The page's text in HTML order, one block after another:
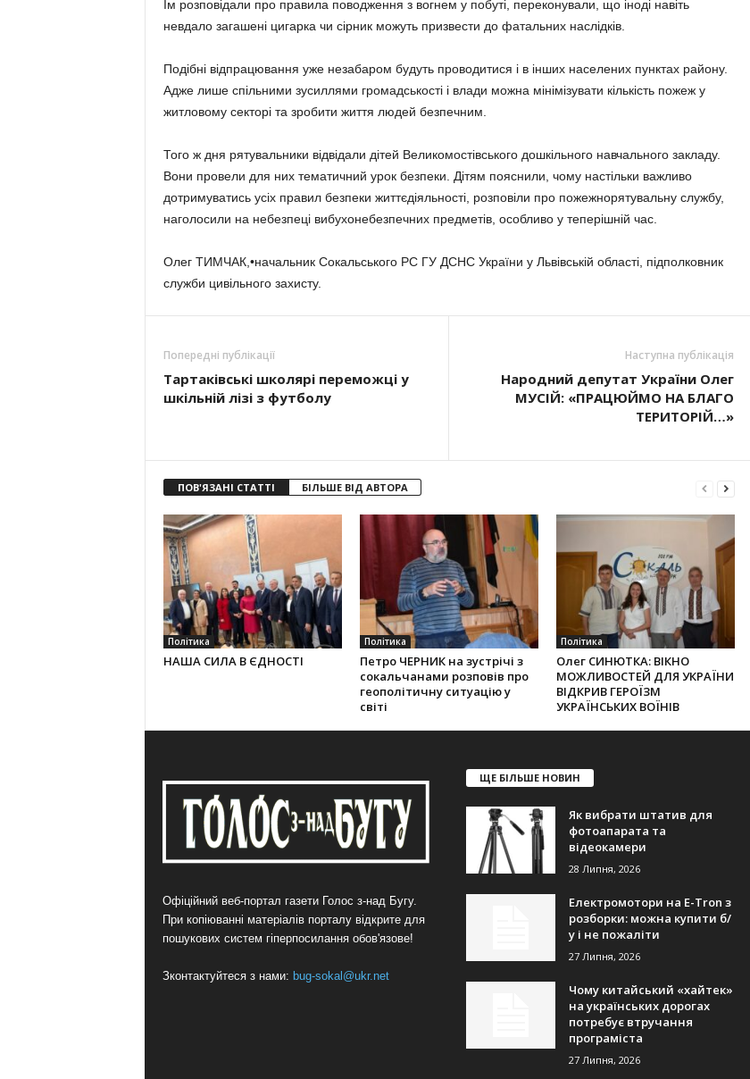
Їм розповідали про правила поводження з вогнем у побуті, переконували, що іноді навіть
невдало загашені цигарка чи сірник можуть призвести до фатальних наслідків.
Подібні відпрацювання уже незабаром будуть проводитися і в інших населених пунктах району.
Адже лише спільними зусиллями громадськості і влади можна мінімізувати кількість пожеж у
житловому секторі та зробити життя людей безпечним.
Того ж дня рятувальники відвідали дітей Великомостівського дошкільного навчального закладу.
Вони провели для них тематичний урок безпеки. Дітям пояснили, чому настільки важливо
дотримуватись усіх правил безпеки життєдіяльності, розповіли про пожежнорятувальну службу,
наголосили на небезпеці вибухонебезпечних предметів, особливо у теперішній час.
Олег ТИМЧАК,•начальник Сокальського РС ГУ ДСНС України у Львівській області, підполковник
служби цивільного захисту.
Попередні публікації
Тартаківські школярі переможці у
шкільній лізі з футболу
Наступна публікація
Народний депутат України Олег
МУСІЙ: «ПРАЦЮЙМО НА БЛАГО
ТЕРИТОРІЙ…»
ПОВ'ЯЗАНІ СТАТТІ БІЛЬШЕ ВІД АВТОРА
Політика
НАША СИЛА В ЄДНОСТІ
Політика
Петро ЧЕРНИК на зустрічі з
сокальчанами розповів про
геополітичну ситуацію у
світі
Політика
Олег СИНЮТКА: ВІКНО
МОЖЛИВОСТЕЙ ДЛЯ УКРАЇНИ
ВІДКРИВ ГЕРОЇЗМ
УКРАЇНСЬКИХ ВОЇНІВ
Офіційний веб-портал газети Голос з-над Бугу.
При копіюванні матеріалів порталу відкрите для
пошукових систем гіперпосилання обов'язове!
Зконтактуйтеся з нами: bug-sokal@ukr.net
ЩЕ БІЛЬШЕ НОВИН
Як вибрати штатив для
фотоапарата та
відеокамери
28 Липня, 2026
Електромотори на E-Tron з
розборки: можна купити б/
у і не пожаліти
27 Липня, 2026
Чому китайський «хайтек»
на українських дорогах
потребує втручання
програміста
27 Липня, 2026